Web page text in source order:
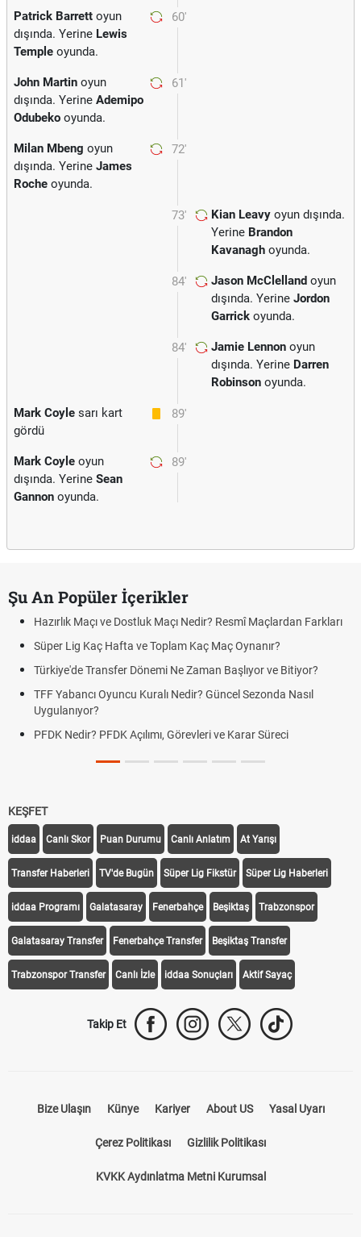
60'
Patrick Barrett oyun
dışında. Yerine Lewis
Temple oyunda.
61'
John Martin oyun
dışında. Yerine Ademipo
Odubeko oyunda.
72'
Milan Mbeng oyun
dışında. Yerine James
Roche oyunda.
73' Kian Leavy oyun dışında.
Yerine Brandon
Kavanagh oyunda.
84' Jason McClelland oyun
dışında. Yerine Jordon
Garrick oyunda.
84' Jamie Lennon oyun
dışında. Yerine Darren
Robinson oyunda.
89'
Mark Coyle sarı kart
gördü
89'
Mark Coyle oyun
dışında. Yerine Sean
Gannon oyunda.
Şu An Popüler İçerikler
Hazırlık Maçı ve Dostluk Maçı Nedir? Resmî Maçlardan Farkları
Süper Lig Kaç Hafta ve Toplam Kaç Maç Oynanır?
Türkiye'de Transfer Dönemi Ne Zaman Başlıyor ve Bitiyor?
TFF Yabancı Oyuncu Kuralı Nedir? Güncel Sezonda Nasıl
Uygulanıyor?
PFDK Nedir? PFDK Açılımı, Görevleri ve Karar Süreci
KEŞFET
iddaa Canlı Skor Puan Durumu Canlı Anlatım At Yarışı
Transfer Haberleri TV'de Bugün Süper Lig Fikstür Süper Lig Haberleri
iddaa Programı Galatasaray Fenerbahçe Beşiktaş Trabzonspor
Galatasaray Transfer Fenerbahçe Transfer Beşiktaş Transfer
Trabzonspor Transfer Canlı İzle iddaa Sonuçları Aktif Sayaç
Takip Et
Bize Ulaşın Künye Kariyer About US Yasal Uyarı
Çerez Politikası Gizlilik Politikası
KVKK Aydınlatma Metni Kurumsal